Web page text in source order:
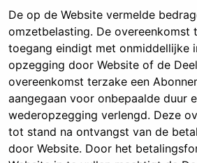
De op de Website vermelde
omzetbelasting. De overeenkomst
toegang eindigt met onmiddellijke
opzegging door Website of de
overeenkomst terzake een
aangegaan voor onbepaalde duur
wederopzegging verlengd. Deze
tot stand na ontvangst van de
door Website. Door het